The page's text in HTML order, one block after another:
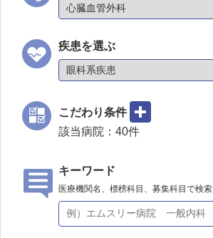
疾患を選ぶ
こだわり条件
該当病院： 40件
キーワード
医療機関名、標榜科目、募集科目で検索